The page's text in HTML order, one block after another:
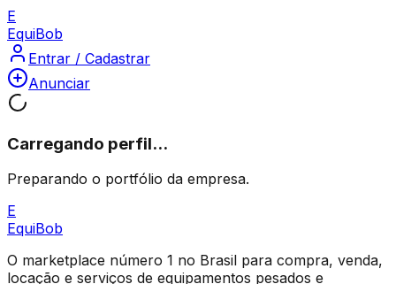
E
EquiBob
Entrar / Cadastrar
Anunciar
Carregando perfil...
Preparando o portfólio da empresa.
E
EquiBob
O marketplace número 1 no Brasil para compra, venda,
locação e serviços de equipamentos pesados e